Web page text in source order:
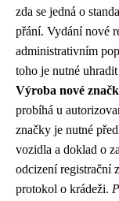
zda se jedná o
přání. Vydání nové
administrativním
toho je nutné
Výroba nové
probíhá u
značky je nutné
vozidla a doklad o
odcizení registrační
protokol o krádeži.